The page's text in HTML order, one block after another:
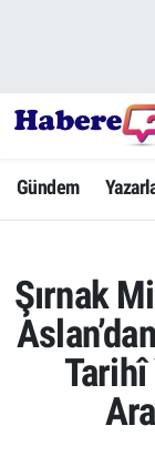
Gündem
Şırnak
Tarihî
Yazarlar
Dünya
Ekonomi
Yaşam
Yerel
Hava
Trafik
Süper Lig
Tüm
Son Dakika
Haber Arşivi